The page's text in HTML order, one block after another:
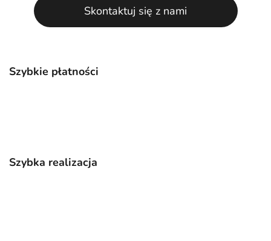
Szybkie płatności
Szybka realizacja
Skontaktuj się z nami